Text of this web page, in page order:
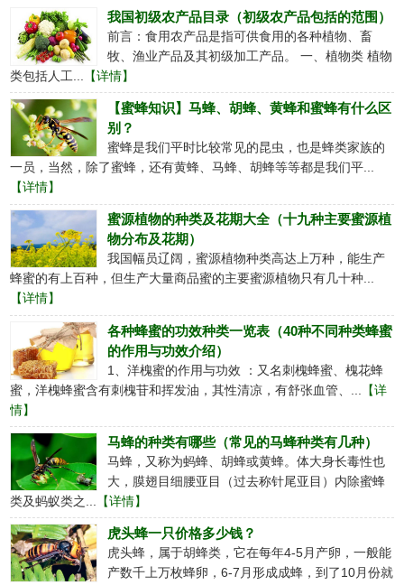
我国初级农产品目录（初级农产品包括的范围）
前言：食用农产品是指可供食用的各种植物、畜
牧、渔业产品及其初级加工产品。 一、植物类 植物
类包括人工...
【详情】
【蜜蜂知识】马蜂、胡蜂、黄蜂和蜜蜂有什么区
别？
蜜蜂是我们平时比较常见的昆虫，也是蜂类家族的
一员，当然，除了蜜蜂，还有黄蜂、马蜂、胡蜂等等都是我们平...
【详情】
蜜源植物的种类及花期大全（十九种主要蜜源植
物分布及花期）
我国幅员辽阔，蜜源植物种类高达上万种，能生产
蜂蜜的有上百种，但生产大量商品蜜的主要蜜源植物只有几十种...
【详情】
各种蜂蜜的功效种类一览表（40种不同种类蜂蜜
的作用与功效介绍）
1、洋槐蜜的作用与功效 ：又名刺槐蜂蜜、槐花蜂
蜜，洋槐蜂蜜含有刺槐苷和挥发油，其性清凉，有舒张血管、...
【详
情】
马蜂的种类有哪些（常见的马蜂种类有几种）
马蜂，又称为蚂蜂、胡蜂或黄蜂。体大身长毒性也
大，膜翅目细腰亚目（过去称针尾亚目）内除蜜蜂
类及蚂蚁类之...
【详情】
虎头蜂一只价格多少钱？
虎头蜂，属于胡蜂类，它在每年4-5月产卵，一般能
产数千上万枚蜂卵，6-7月形成成蜂，到了10月份就